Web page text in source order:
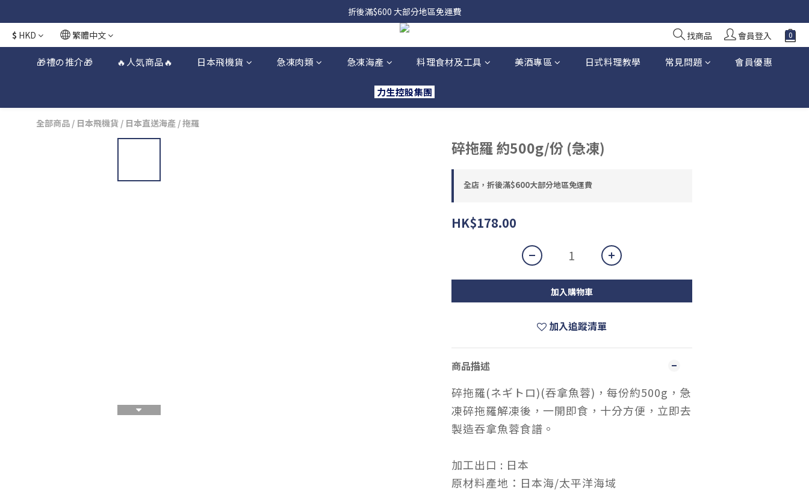
日本接近假期，貨源較不穩定；如想在 8 月 11 日至 8 月 15 日收貨，請務必於 8 月 10 日前落單
折後滿$600 大部分地區免運費
日本接近假期，貨源較不穩定；如想在 8 月 11 日至 8 月 15 日收貨，請務必於 8 月 10 日前落單
$ HKD 繁體中文 找商品 會員登入
🎁禮の推介🎁 🔥人気商品🔥 日本飛機貨 急凍肉類 急凍海產 料理食材及工具 美酒專區 日式料理教學 常見問題 會員優惠
力生控股集團
全部商品 / 日本飛機貨 / 日本直送海產 /拖羅
碎拖羅 約500g/份 (急凍)
全店，折後滿$600大部分地區免運費
HK$178.00
加入購物車
加入追蹤清單
商品描述
碎拖羅(ネギトロ)(吞拿魚蓉)，每份約500g，急
凍碎拖羅解凍後，一開即食，十分方便，立即去
製造吞拿魚蓉食譜。
加工出口 : 日本
原材料產地：日本海/太平洋海域